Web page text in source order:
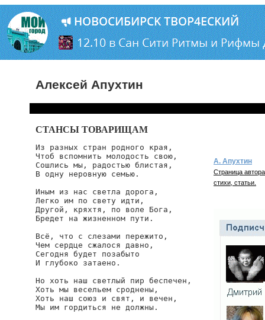
Алексей Апухтин
СТАНСЫ ТОВАРИЩАМ
Из разных стран родного края,
Чтоб вспомнить молодость свою,
Сошлись мы, радостью блистая,
В одну неровную семью.
Иным из нас светла дорога,
Легко им по свету идти,
Другой, кряхтя, по воле Бога,
Бредет на жизненном пути.
Всё, что с слезами пережито,
Чем сердце сжалося давно,
Сегодня будет позабыто
И глубоко затаено.
Но хоть наш светлый пир беспечен,
Хоть мы весельем сроднены,
Хоть наш союз и свят, и вечен,
Мы им гордиться не должны.
А. Апухтин
Страница
стихи, статьи.